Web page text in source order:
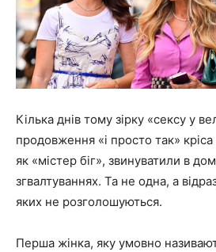
Кілька днів тому зірку «сексу у
продовження «і просто так»
як «містер біг», звинуватили в
згвалтуваннях. Та не одна, а
яких не розголошуються.
Перша жінка, яку умовно